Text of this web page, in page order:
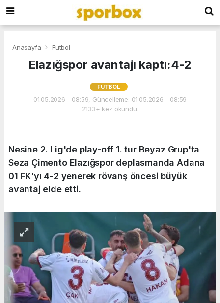
Anasayfa Futbol
Elazığspor avantajı kaptı:4-2
FUTBOL
01.05.2026 - 08:59, Güncelleme: 01.05.2026 - 08:59
2133+ kez okundu.
Nesine 2. Lig'de play-off 1. tur Beyaz Grup'ta
Seza Çimento Elazığspor deplasmanda Adana
01 FK'yı 4-2 yenerek rövanş öncesi büyük
avantaj elde etti.